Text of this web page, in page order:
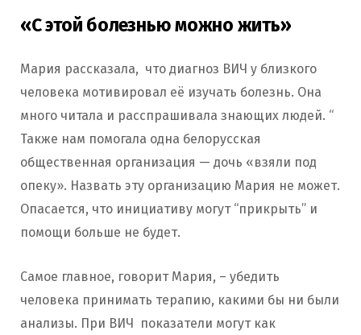
«С этой болезнью можно жить»
Мария рассказала, что диагноз ВИЧ у близкого
человека мотивировал её изучать болезнь. Она
много читала и расспрашивала знающих людей. “
Также нам помогала одна белорусская
общественная организация — дочь «взяли под
опеку». Назвать эту организацию Мария не может.
Опасается, что инициативу могут “прикрыть” и
помощи больше не будет.
Самое главное, говорит Мария, – убедить
человека принимать терапию, какими бы ни были
анализы. При ВИЧ показатели могут как